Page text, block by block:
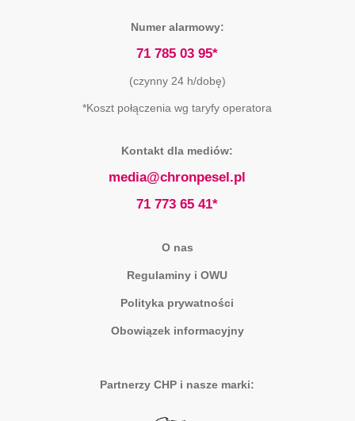
Numer alarmowy:
71 785 03 95*
(czynny 24 h/dobę)
*Koszt połączenia wg taryfy operatora
Kontakt dla mediów:
media@chronpesel.pl
71 773 65 41*
O nas
Regulaminy i OWU
Polityka prywatności
Obowiązek informacyjny
Partnerzy CHP i nasze marki: